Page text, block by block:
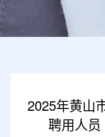
2025年黄山
聘用人